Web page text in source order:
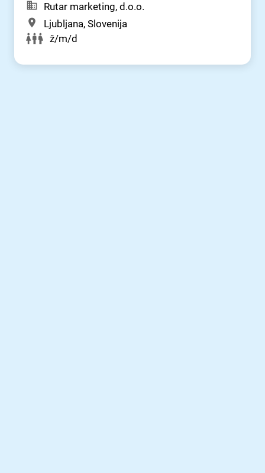
Rutar marketing, d.o.o.
Ljubljana, Slovenija
ž/m/d